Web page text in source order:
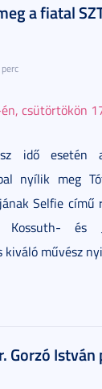
a fiatal
csütörtökön
idő esetén
nyílik meg
Selfie című
és
kiváló művész
Gorzó István